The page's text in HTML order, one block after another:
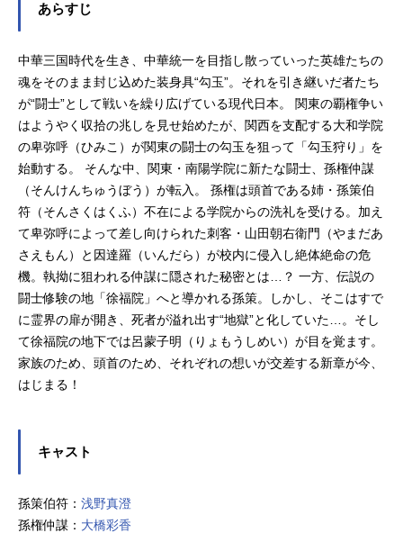
あらすじ
中華三国時代を生き、中華統一を目指し散っていった英雄たちの
魂をそのまま封じ込めた装身具“勾玉”。それを引き継いだ者たち
が“闘士”として戦いを繰り広げている現代日本。 関東の覇権争い
はようやく収拾の兆しを見せ始めたが、関西を支配する大和学院
の卑弥呼（ひみこ）が関東の闘士の勾玉を狙って「勾玉狩り」を
始動する。 そんな中、関東・南陽学院に新たな闘士、孫権仲謀
（そんけんちゅうぼう）が転入。 孫権は頭首である姉・孫策伯
符（そんさくはくふ）不在による学院からの洗礼を受ける。加え
て卑弥呼によって差し向けられた刺客・山田朝右衛門（やまだあ
さえもん）と因達羅（いんだら）が校内に侵入し絶体絶命の危
機。執拗に狙われる仲謀に隠された秘密とは…？ 一方、伝説の
闘士修験の地「徐福院」へと導かれる孫策。しかし、そこはすで
に霊界の扉が開き、死者が溢れ出す“地獄”と化していた…。そし
て徐福院の地下では呂蒙子明（りょもうしめい）が目を覚ます。
家族のため、頭首のため、それぞれの想いが交差する新章が今、
はじまる！
キャスト
孫策伯符： 浅野真澄
孫権仲謀： 大橋彩香